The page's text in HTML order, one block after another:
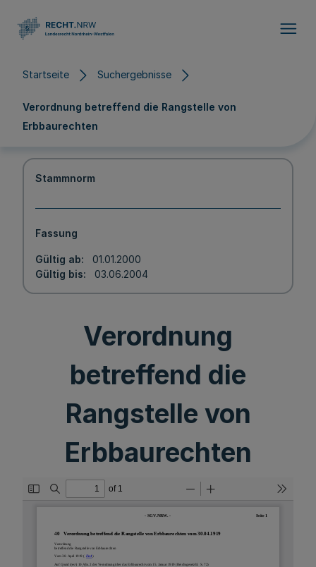
Startseite Suchergebnisse
Verordnung betreffend die Rangstelle von
Erbbaurechten
Stammnorm
Fassung
Gültig ab
01.01.2000
Gültig bis
03.06.2004
Verordnung
betreffend die
Rangstelle von
Erbbaurechten